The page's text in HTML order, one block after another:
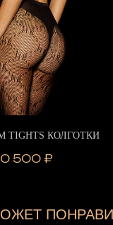
TIGHTS КОЛГОТКИ
500 ₽